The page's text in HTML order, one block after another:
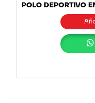
POLO DEPORTIVO